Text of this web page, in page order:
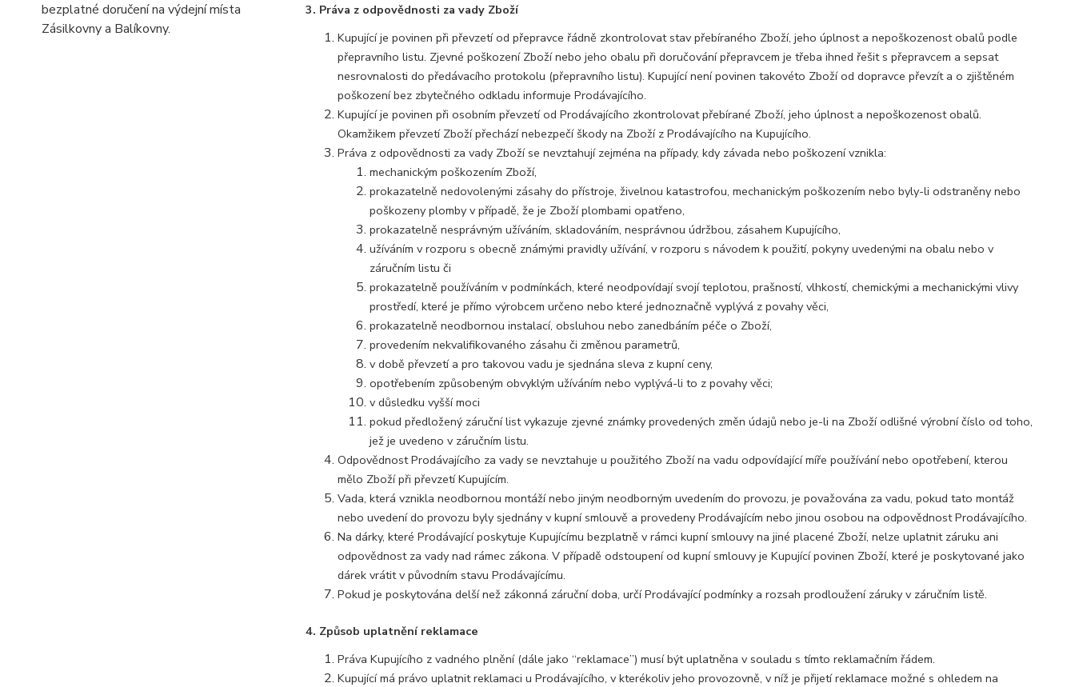
bezplatné doručení na výdejní místa
Zásilkovny a Balíkovny.
3. Práva z odpovědnosti za vady Zboží
Kupující je povinen při převzetí od přepravce řádně zkontrolovat stav přebíraného Zboží, jeho úplnost a nepoškozenost obalů podle
přepravního listu. Zjevné poškození Zboží nebo jeho obalu při doručování přepravcem je třeba ihned řešit s přepravcem a sepsat
nesrovnalosti do předávacího protokolu (přepravního listu). Kupující není povinen takovéto Zboží od dopravce převzít a o zjištěném
poškození bez zbytečného odkladu informuje Prodávajícího.
Kupující je povinen při osobním převzetí od Prodávajícího zkontrolovat přebírané Zboží, jeho úplnost a nepoškozenost obalů.
Okamžikem převzetí Zboží přechází nebezpečí škody na Zboží z Prodávajícího na Kupujícího.
Práva z odpovědnosti za vady Zboží se nevztahují zejména na případy, kdy závada nebo poškození vznikla:
mechanickým poškozením Zboží,
prokazatelně nedovolenými zásahy do přístroje, živelnou katastrofou, mechanickým poškozením nebo byly-li odstraněny nebo
poškozeny plomby v případě, že je Zboží plombami opatřeno,
prokazatelně nesprávným užíváním, skladováním, nesprávnou údržbou, zásahem Kupujícího,
užíváním v rozporu s obecně známými pravidly užívání, v rozporu s návodem k použití, pokyny uvedenými na obalu nebo v
záručním listu či
prokazatelně používáním v podmínkách, které neodpovídají svojí teplotou, prašností, vlhkostí, chemickými a mechanickými vlivy
prostředí, které je přímo výrobcem určeno nebo které jednoznačně vyplývá z povahy věci,
prokazatelně neodbornou instalací, obsluhou nebo zanedbáním péče o Zboží,
provedením nekvalifikovaného zásahu či změnou parametrů,
v době převzetí a pro takovou vadu je sjednána sleva z kupní ceny,
opotřebením způsobeným obvyklým užíváním nebo vyplývá-li to z povahy věci;
v důsledku vyšší moci
pokud předložený záruční list vykazuje zjevné známky provedených změn údajů nebo je-li na Zboží odlišné výrobní číslo od toho,
jež je uvedeno v záručním listu.
Odpovědnost Prodávajícího za vady se nevztahuje u použitého Zboží na vadu odpovídající míře používání nebo opotřebení, kterou
mělo Zboží při převzetí Kupujícím.
Vada, která vznikla neodbornou montáží nebo jiným neodborným uvedením do provozu, je považována za vadu, pokud tato montáž
nebo uvedení do provozu byly sjednány v kupní smlouvě a provedeny Prodávajícím nebo jinou osobou na odpovědnost Prodávajícího.
Na dárky, které Prodávající poskytuje Kupujícímu bezplatně v rámci kupní smlouvy na jiné placené Zboží, nelze uplatnit záruku ani
odpovědnost za vady nad rámec zákona. V případě odstoupení od kupní smlouvy je Kupující povinen Zboží, které je poskytované jako
dárek vrátit v původním stavu Prodávajícímu.
Pokud je poskytována delší než zákonná záruční doba, určí Prodávající podmínky a rozsah prodloužení záruky v záručním listě.
4. Způsob uplatnění reklamace
Práva Kupujícího z vadného plnění (dále jako “reklamace”) musí být uplatněna v souladu s tímto reklamačním řádem.
Kupující má právo uplatnit reklamaci u Prodávajícího, v kterékoliv jeho provozovně, v níž je přijetí reklamace možné s ohledem na